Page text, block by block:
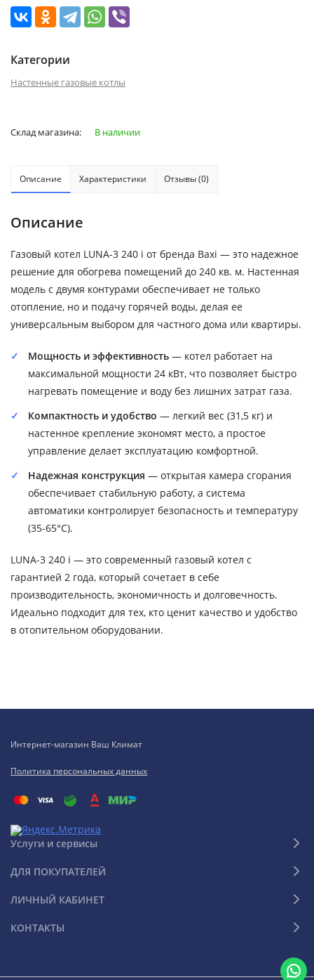
Категории
Настенные газовые котлы
Склад магазина: В наличии
Описание Характеристики Отзывы (0)
Описание
Газовый котел LUNA-3 240 i от бренда Baxi — это надежное
решение для обогрева помещений до 240 кв. м. Настенная
модель с двумя контурами обеспечивает не только
отопление, но и подачу горячей воды, делая ее
универсальным выбором для частного дома или квартиры.
Мощность и эффективность — котел работает на
максимальной мощности 24 кВт, что позволяет быстро
нагревать помещение и воду без лишних затрат газа.
Компактность и удобство — легкий вес (31,5 кг) и
настенное крепление экономят место, а простое
управление делает эксплуатацию комфортной.
Надежная конструкция — открытая камера сгорания
обеспечивает стабильную работу, а система
автоматики контролирует безопасность и температуру
(35-65°C).
LUNA-3 240 i — это современный газовый котел с
гарантией 2 года, который сочетает в себе
производительность, экономичность и долговечность.
Идеально подходит для тех, кто ценит качество и удобство
в отопительном оборудовании.
Интернет-магазин Ваш Климат
Политика персональных данных
Услуги и сервисы
ДЛЯ ПОКУПАТЕЛЕЙ
ЛИЧНЫЙ КАБИНЕТ
КОНТАКТЫ